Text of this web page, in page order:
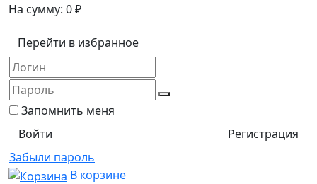
На сумму: 0₽
Перейти в избранное
Запомнить меня
Регистрация
Забыли пароль
В корзине